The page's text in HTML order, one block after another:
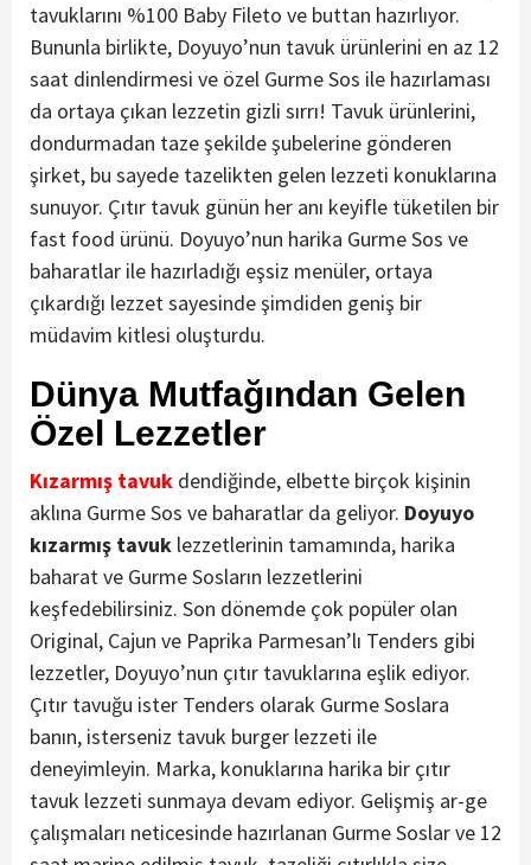
tavuklarını %100 Baby Fileto ve buttan hazırlıyor.
Bununla birlikte, Doyuyo’nun tavuk ürünlerini en az 12
saat dinlendirmesi ve özel Gurme Sos ile hazırlaması
da ortaya çıkan lezzetin gizli sırrı! Tavuk ürünlerini,
dondurmadan taze şekilde şubelerine gönderen
şirket, bu sayede tazelikten gelen lezzeti konuklarına
sunuyor. Çıtır tavuk günün her anı keyifle tüketilen bir
fast food ürünü. Doyuyo’nun harika Gurme Sos ve
baharatlar ile hazırladığı eşsiz menüler, ortaya
çıkardığı lezzet sayesinde şimdiden geniş bir
müdavim kitlesi oluşturdu.
Dünya Mutfağından Gelen
Özel Lezzetler
Kızarmış tavuk dendiğinde, elbette birçok kişinin
aklına Gurme Sos ve baharatlar da geliyor. Doyuyo
kızarmış tavuk lezzetlerinin tamamında, harika
baharat ve Gurme Sosların lezzetlerini
keşfedebilirsiniz. Son dönemde çok popüler olan
Original, Cajun ve Paprika Parmesan’lı Tenders gibi
lezzetler, Doyuyo’nun çıtır tavuklarına eşlik ediyor.
Çıtır tavuğu ister Tenders olarak Gurme Soslara
banın, isterseniz tavuk burger lezzeti ile
deneyimleyin. Marka, konuklarına harika bir çıtır
tavuk lezzeti sunmaya devam ediyor. Gelişmiş ar-ge
çalışmaları neticesinde hazırlanan Gurme Soslar ve 12